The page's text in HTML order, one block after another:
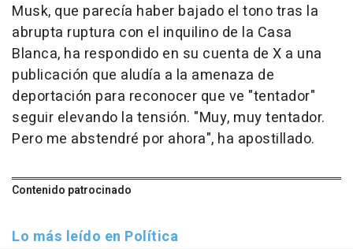
Musk, que parecía haber bajado el tono tras la
abrupta ruptura con el inquilino de la Casa
Blanca, ha respondido en su cuenta de X a una
publicación que aludía a la amenaza de
deportación para reconocer que ve "tentador"
seguir elevando la tensión. "Muy, muy tentador.
Pero me abstendré por ahora", ha apostillado.
Contenido patrocinado
Lo más leído en Política